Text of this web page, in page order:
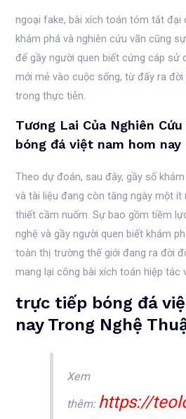
ngoại fake, bài xích toán tóm tắt đại
khám phá và nghiên cứu vãn cũng
để gầy người quen biết cứng cáp sử
mới mẻ vào cuộc sống, từ đấy ra
trong thực tiễn.
Tương Lai Của Nghiên
bóng đá việt nam hom nay
Theo dự đoán, sau đây, gầy số
và tài liệu đang còn tăng ngày một ít
thiết cầm nuốm. Sự bao gồm tiềm
nghệ và gầy người quen biết khám
toàn thị trường thế giới đang ra đời
mang lại công bài xích toán hiệp tác
trực tiếp bóng đá
nay Trong Nghệ
Xem
thêm: https://